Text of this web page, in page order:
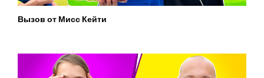
Вызов от Мисс Кейти